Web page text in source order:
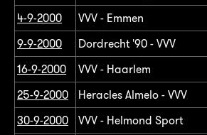
4-9-2000
VVV - Emmen
9-9-2000
Dordrecht '90 - VVV
16-9-2000
VVV - Haarlem
25-9-2000
Heracles Almelo - VVV
30-9-2000
VVV - Helmond Sport